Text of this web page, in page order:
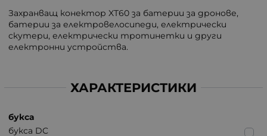
Захранващ конектор XT60 за батерии за дронове,
батерии за електровелосипеди, електрически
скутери, електрически тротинетки и други
електронни устройства.
ХАРАКТЕРИСТИКИ
букса
букса DC